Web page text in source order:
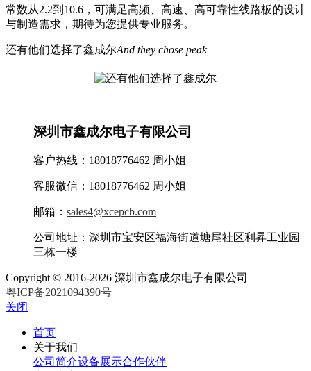
常数从2.2到10.6，可满足高频、高速、高可靠性线路板的设计
与制造需求，期待为您提供专业服务。
还有他们选择了鑫成尔And they chose peak
深圳市鑫成尔电子有限公司
客户热线：18018776462 周小姐
客服微信：18018776462 周小姐
邮箱： sales4@xcepcb.com
公司地址：深圳市宝安区福海街道塘尾社区利昇工业园
三栋一楼
Copyright © 2016-2026 深圳市鑫成尔电子有限公司
粤ICP备2021094390号
关闭
首页
关于我们
公司简介设备展示合作伙伴